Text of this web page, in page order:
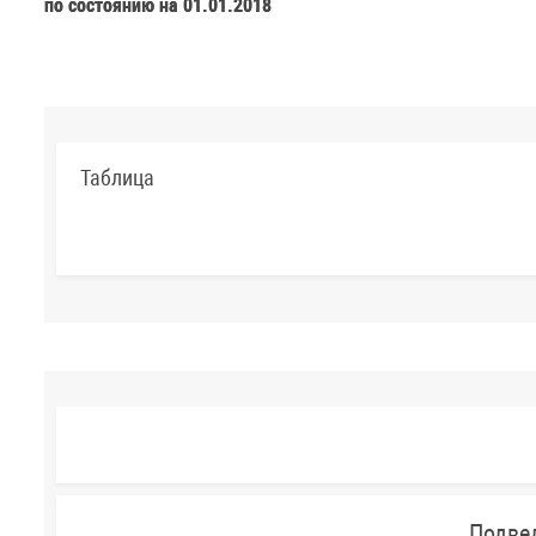
по состоянию на 01.01.2018
Таблица